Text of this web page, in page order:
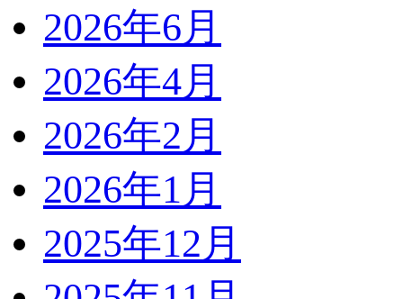
2026年6月
2026年4月
2026年2月
2026年1月
2025年12月